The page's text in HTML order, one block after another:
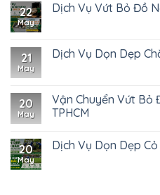
22
May
Dịch Vụ Vứt Bỏ Đồ
21
May
Dịch Vụ Dọn Dẹp
20
May
Vận Chuyển Vứt Bỏ
TPHCM
20
May
Dịch Vụ Dọn Dẹp Cỏ